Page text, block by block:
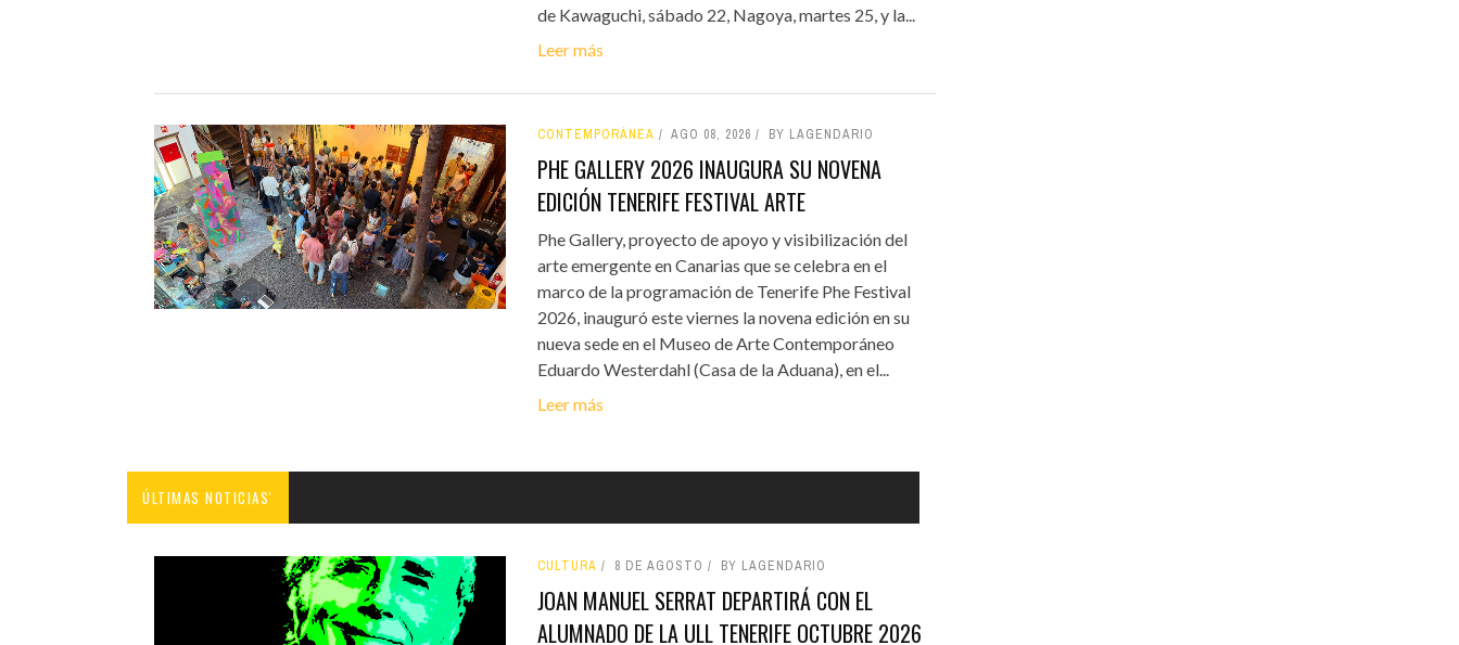
de Kawaguchi, sábado 22, Nagoya, martes 25, y la...
Leer más
CONTEMPORÁNEA AGO 08, 2026 BY LAGENDARIO
PHE GALLERY 2026 INAUGURA SU NOVENA
EDICIÓN TENERIFE FESTIVAL ARTE
Phe Gallery, proyecto de apoyo y visibilización del
arte emergente en Canarias que se celebra en el
marco de la programación de Tenerife Phe Festival
2026, inauguró este viernes la novena edición en su
nueva sede en el Museo de Arte Contemporáneo
Eduardo Westerdahl (Casa de la Aduana), en el...
Leer más
ÚLTIMAS NOTICIAS'
CULTURA 8 DE AGOSTO BY LAGENDARIO
JOAN MANUEL SERRAT DEPARTIRÁ CON EL
ALUMNADO DE LA ULL TENERIFE OCTUBRE 2026